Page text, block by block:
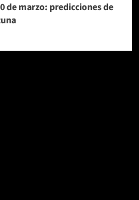
de marzo: predicciones de